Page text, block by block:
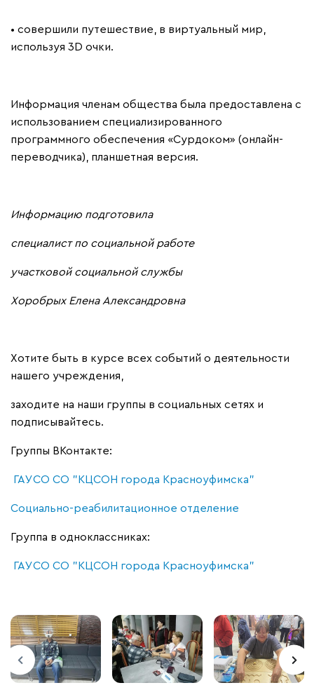
• совершили путешествие, в виртуальный мир,
используя 3D очки.
Информация членам общества была предоставлена с
использованием специализированного
программного обеспечения «Сурдоком» (онлайн-
переводчика), планшетная версия.
Информацию подготовила
специалист по социальной работе
участковой социальной службы
Хоробрых Елена Александровна
Хотите быть в курсе всех событий о деятельности
нашего учреждения,
заходите на наши группы в социальных сетях и
подписывайтесь.
Группы ВКонтакте:
ГАУСО СО "КЦСОН города Красноуфимска"
Социально-реабилитационное отделение
Группа в одноклассниках:
ГАУСО СО "КЦСОН города Красноуфимска"